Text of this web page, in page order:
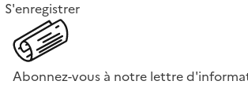
S'enregistrer
Abonnez-vous à notre lettre